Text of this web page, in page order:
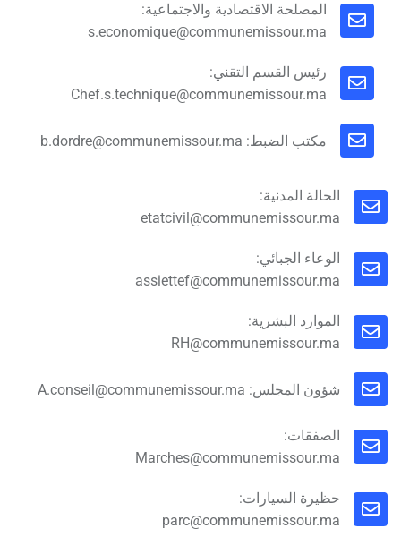
المصلحة الاقتصادية والاجتماعية:
s.economique@communemissour.ma
رئيس القسم التقني:
Chef.s.technique@communemissour.ma
مكتب الضبط: b.dordre@communemissour.ma
الحالة المدنية:
etatcivil@communemissour.ma
الوعاء الجبائي:
assiettef@communemissour.ma
الموارد البشرية:
RH@communemissour.ma
شؤون المجلس: A.conseil@communemissour.ma
الصفقات:
Marches@communemissour.ma
حظيرة السيارات:
parc@communemissour.ma